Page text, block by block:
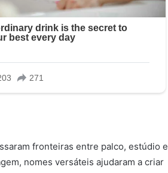
fronteiras entre palco, estúdio e
nomes versáteis ajudaram a criar